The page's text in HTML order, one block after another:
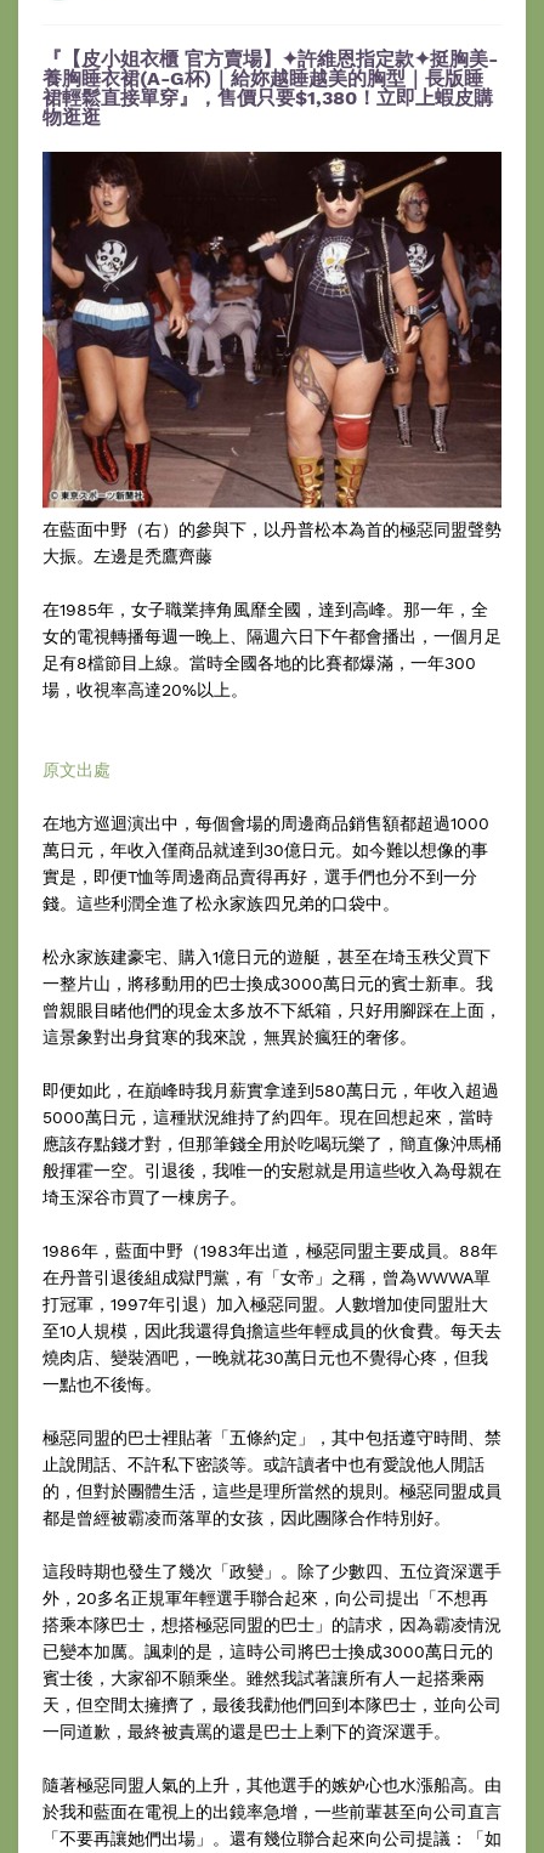
『【皮小姐衣櫃 官方賣場】✦許維恩指定款✦挺胸美-
養胸睡衣裙(A-G杯)｜給妳越睡越美的胸型｜長版睡
裙輕鬆直接單穿』，售價只要$1,380！立即上蝦皮購
物逛逛
在藍面中野（右）的參與下，以丹普松本為首的極惡同盟聲勢
大振。左邊是禿鷹齊藤
在1985年，女子職業摔角風靡全國，達到高峰。那一年，全
女的電視轉播每週一晚上、隔週六日下午都會播出，一個月足
足有8檔節目上線。當時全國各地的比賽都爆滿，一年300
場，收視率高達20%以上。
原文出處
在地方巡迴演出中，每個會場的周邊商品銷售額都超過1000
萬日元，年收入僅商品就達到30億日元。如今難以想像的事
實是，即便T恤等周邊商品賣得再好，選手們也分不到一分
錢。這些利潤全進了松永家族四兄弟的口袋中。
松永家族建豪宅、購入1億日元的遊艇，甚至在埼玉秩父買下
一整片山，將移動用的巴士換成3000萬日元的賓士新車。我
曾親眼目睹他們的現金太多放不下紙箱，只好用腳踩在上面，
這景象對出身貧寒的我來說，無異於瘋狂的奢侈。
即便如此，在巔峰時我月薪實拿達到580萬日元，年收入超過
5000萬日元，這種狀況維持了約四年。現在回想起來，當時
應該存點錢才對，但那筆錢全用於吃喝玩樂了，簡直像沖馬桶
般揮霍一空。引退後，我唯一的安慰就是用這些收入為母親在
埼玉深谷市買了一棟房子。
1986年，藍面中野（1983年出道，極惡同盟主要成員。88年
在丹普引退後組成獄門黨，有「女帝」之稱，曾為WWWA單
打冠軍，1997年引退）加入極惡同盟。人數增加使同盟壯大
至10人規模，因此我還得負擔這些年輕成員的伙食費。每天去
燒肉店、變裝酒吧，一晚就花30萬日元也不覺得心疼，但我
一點也不後悔。
極惡同盟的巴士裡貼著「五條約定」，其中包括遵守時間、禁
止說閒話、不許私下密談等。或許讀者中也有愛說他人閒話
的，但對於團體生活，這些是理所當然的規則。極惡同盟成員
都是曾經被霸凌而落單的女孩，因此團隊合作特別好。
這段時期也發生了幾次「政變」。除了少數四、五位資深選手
外，20多名正規軍年輕選手聯合起來，向公司提出「不想再
搭乘本隊巴士，想搭極惡同盟的巴士」的請求，因為霸凌情況
已變本加厲。諷刺的是，這時公司將巴士換成3000萬日元的
賓士後，大家卻不願乘坐。雖然我試著讓所有人一起搭乘兩
天，但空間太擁擠了，最後我勸他們回到本隊巴士，並向公司
一同道歉，最終被責罵的還是巴士上剩下的資深選手。
隨著極惡同盟人氣的上升，其他選手的嫉妒心也水漲船高。由
於我和藍面在電視上的出鏡率急增，一些前輩甚至向公司直言
「不要再讓她們出場」。還有幾位聯合起來向公司提議：「如